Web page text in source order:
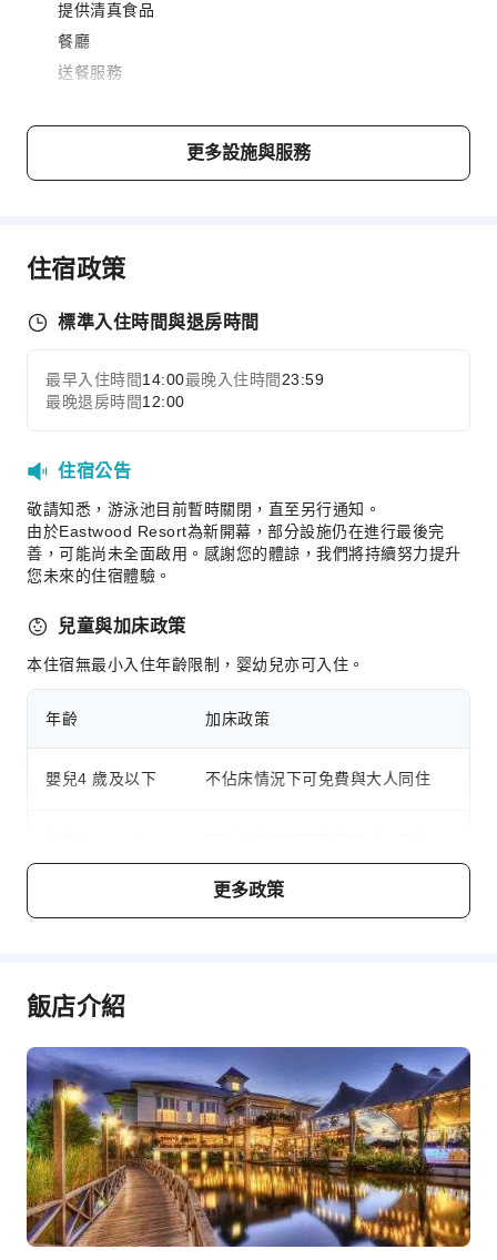
提供清真食品
餐廳
送餐服務
傳真/影印
兒童餐
高爾夫球場
交通服務
叫車服務
接送機服務
清潔服務
熨燙服務
洗衣服務
公共區域設施
公共區域wifi
吸菸區
上網服務
保全人員
急救包
滅火器
煙霧警報器
展開全部
更多設施與服務
住宿政策
標準入住時間與退房時間
最早入住時間14:00最晚入住時間 23:59
最晚退房時間12:00
住宿公告
敬請知悉，游泳池目前暫時關閉，直至另行通知。
由於Eastwood Resort為新開幕，部分設施仍在進行最後完
善，可能尚未全面啟用。感謝您的體諒，我們將持續努力提升
您未來的住宿體驗。
兒童與加床政策
本住宿無最小入住年齡限制，婴幼兒亦可入住。
年齡 加床政策
嬰兒4 歲及以下 不佔床情況下可免費與大人同住
更多政策
飯店介紹